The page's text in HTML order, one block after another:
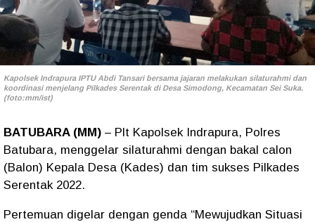
Kapolsek Indrapura IPTU Abdi Tansari bersama jajaran melakukan silaturahmi dan
koordinasi menjelang Pilkades Serentak di Desa Simodong, Kecamatan Sei Suka.
(foto:mm/ist)
BATUBARA (MM) – Plt Kapolsek Indrapura, Polres
Batubara, menggelar silaturahmi dengan bakal calon
(Balon) Kepala Desa (Kades) dan tim sukses Pilkades
Serentak 2022.
Pertemuan digelar dengan genda “Mewujudkan Situasi